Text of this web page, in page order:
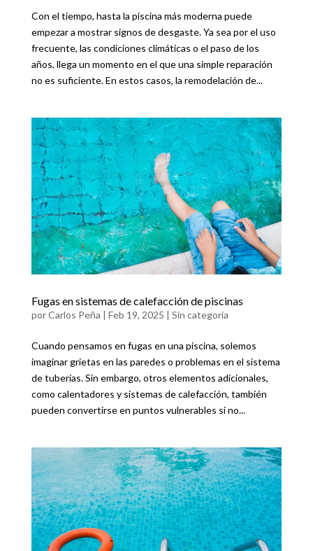
Con el tiempo, hasta la piscina más moderna puede
empezar a mostrar signos de desgaste. Ya sea por el uso
frecuente, las condiciones climáticas o el paso de los
años, llega un momento en el que una simple reparación
no es suficiente. En estos casos, la remodelación de...
Fugas en sistemas de calefacción de piscinas
porCarlos Peña | Feb 19, 2025 | Sin categoría
Cuando pensamos en fugas en una piscina, solemos
imaginar grietas en las paredes o problemas en el sistema
de tuberías. Sin embargo, otros elementos adicionales,
como calentadores y sistemas de calefacción, también
pueden convertirse en puntos vulnerables si no...